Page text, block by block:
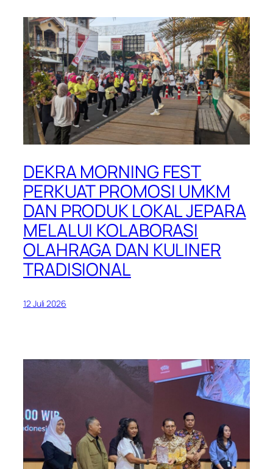
DEKRA MORNING FEST
PERKUAT PROMOSI UMKM
DAN PRODUK LOKAL JEPARA
MELALUI KOLABORASI
OLAHRAGA DAN KULINER
TRADISIONAL
12 Juli 2026